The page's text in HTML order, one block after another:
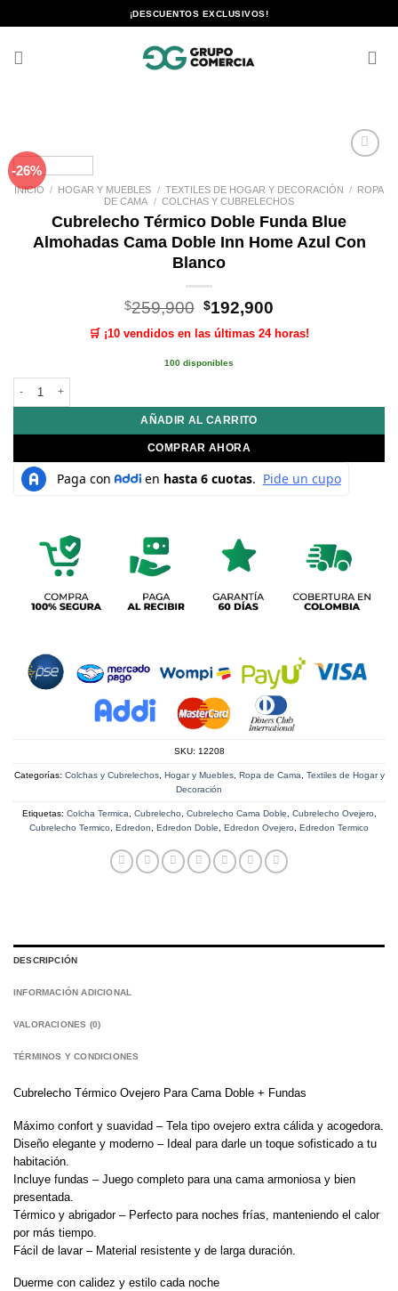
al
¡DESCUENTOS EXCLUSIVOS!
-26%
lista de
INICIO / HOGAR Y MUEBLES / TEXTILES DE HOGAR Y DECORACIÓN / ROPA
DE CAMA / COLCHAS Y CUBRELECHOS
Cubrelecho Térmico Doble Funda Blue
Almohadas Cama Doble Inn Home Azul Con
Blanco
$259,900 El
precio
original
era:
$192,900
actual
🛒 ¡10 vendidos en las últimas 24 horas!
100 disponibles
Cubrelecho Térmico Doble Funda Blue Almohadas Cama Doble Inn Home
AÑADIR AL CARRITO
COMPRAR AHORA
SKU: 12208
Categorías: Colchas y Cubrelechos, Hogar y Muebles, Ropa de Cama, Textiles de Hogar y
Decoración
Etiquetas: Colcha Termica, Cubrelecho, Cubrelecho Cama Doble, Cubrelecho Ovejero,
Cubrelecho Termico, Edredon, Edredon Doble, Edredon Ovejero, Edredon Termico
DESCRIPCIÓN
INFORMACIÓN ADICIONAL
VALORACIONES (0)
TÉRMINOS Y CONDICIONES
Cubrelecho Térmico Ovejero Para Cama Doble + Fundas
Máximo confort y suavidad – Tela tipo ovejero extra cálida y acogedora.
Diseño elegante y moderno – Ideal para darle un toque sofisticado a tu
habitación.
Incluye fundas – Juego completo para una cama armoniosa y bien
presentada.
Térmico y abrigador – Perfecto para noches frías, manteniendo el calor
por más tiempo.
Fácil de lavar – Material resistente y de larga duración.
Duerme con calidez y estilo cada noche